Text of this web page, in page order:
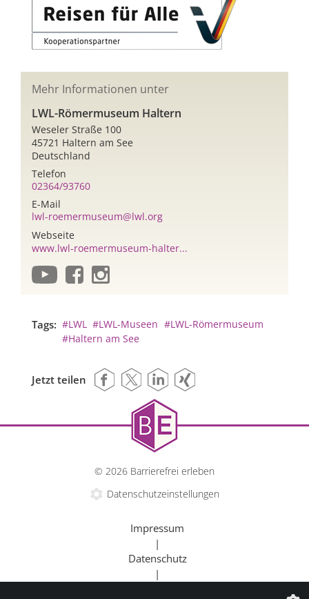
Mehr Informationen unter
LWL-Römermuseum Haltern
Weseler Straße 100
45721 Haltern am See
Deutschland
Telefon
02364/93760
E-Mail
lwl-roemermuseum@lwl.org
Webseite
www.lwl-roemermuseum-halter...
Tags: #LWL #LWL-Museen #LWL-Römermuseum
#Haltern am See
Jetzt teilen
© 2026 Barrierefrei erleben
Datenschutzeinstellungen
Impressum
|
Datenschutz
|